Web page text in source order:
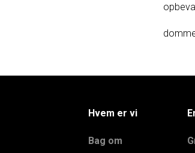
Hvem er vi
Bag om